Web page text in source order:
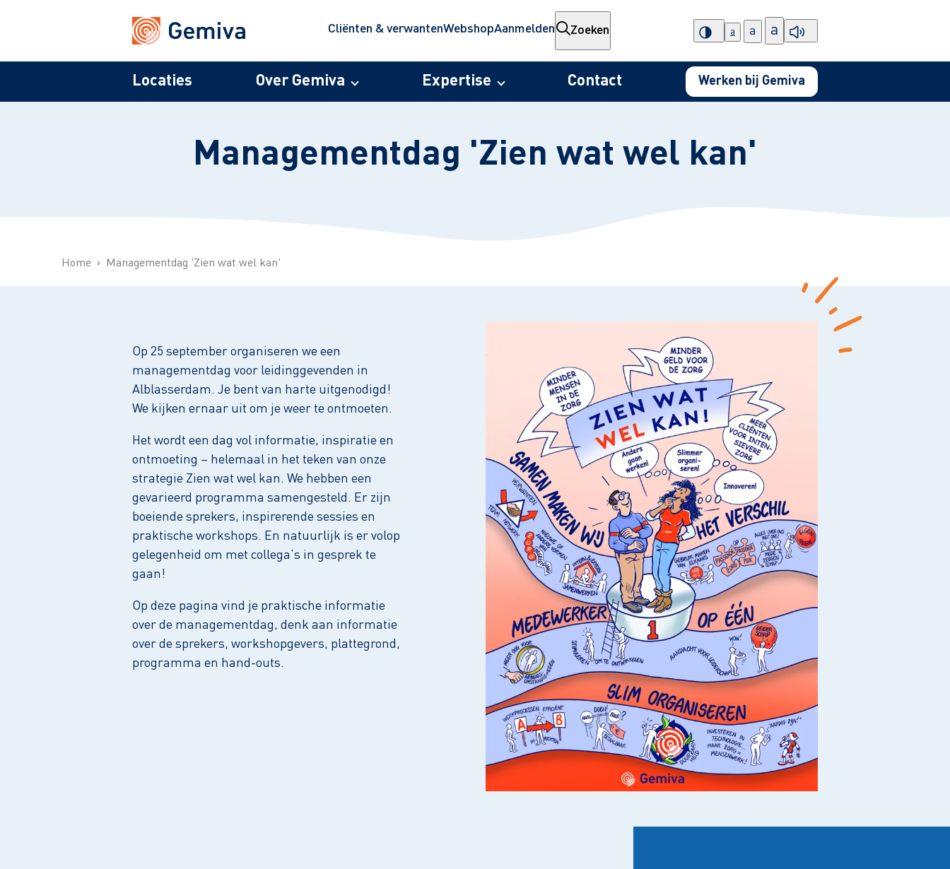
Cliënten & verwantenWebshopAanmelden Zoeken a a a
Locaties Over Gemiva Expertise Contact Werken bij Gemiva
Managementdag 'Zien wat wel kan'
Home Managementdag 'Zien wat wel kan'
Op 25 september organiseren we een
managementdag voor leidinggevenden in
Alblasserdam. Je bent van harte uitgenodigd!
We kijken ernaar uit om je weer te ontmoeten.
Het wordt een dag vol informatie, inspiratie en
ontmoeting – helemaal in het teken van onze
strategie Zien wat wel kan. We hebben een
gevarieerd programma samengesteld. Er zijn
boeiende sprekers, inspirerende sessies en
praktische workshops. En natuurlijk is er volop
gelegenheid om met collega’s in gesprek te
gaan!
Op deze pagina vind je praktische informatie
over de managementdag, denk aan informatie
over de sprekers, workshopgevers, plattegrond,
programma en hand-outs.